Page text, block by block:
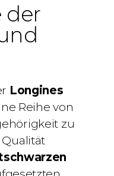
der
Longines
Reihe von
zu